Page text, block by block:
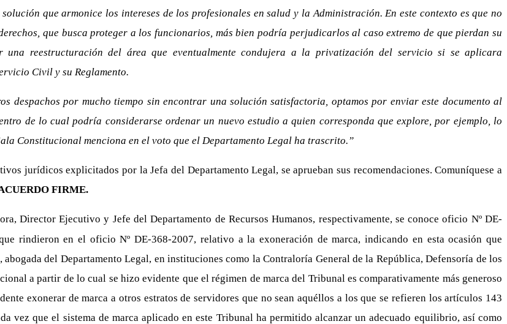
que armonice los intereses de los profesionales en salud y la Administración. En este contexto es que no
que busca proteger a los funcionarios, más bien podría perjudicarlos al caso extremo de que pierdan su
reestructuración del área que eventualmente condujera a la privatización del servicio si se aplicara
Civil y su Reglamento.
despachos por mucho tiempo sin encontrar una solución satisfactoria, optamos por enviar este documento al
de lo cual podría considerarse ordenar un nuevo estudio a quien corresponda que explore, por ejemplo, lo
Constitucional menciona en el voto que el Departamento Legal ha trascrito.”
jurídicos explicitados por la Jefa del Departamento Legal, se aprueban sus recomendaciones. Comuníquese a
FIRME.
Director Ejecutivo y Jefe del Departamento de Recursos Humanos, respectivamente, se conoce oficio Nº DE-
rindieron en el oficio Nº DE-368-2007, relativo a la exoneración de marca, indicando en esta ocasión que
del Departamento Legal, en instituciones como la Contraloría General de la República, Defensoría de los
a partir de lo cual se hizo evidente que el régimen de marca del Tribunal es comparativamente más generoso
exonerar de marca a otros estratos de servidores que no sean aquéllos a los que se refieren los artículos 143
vez que el sistema de marca aplicado en este Tribunal ha permitido alcanzar un adecuado equilibrio, así como